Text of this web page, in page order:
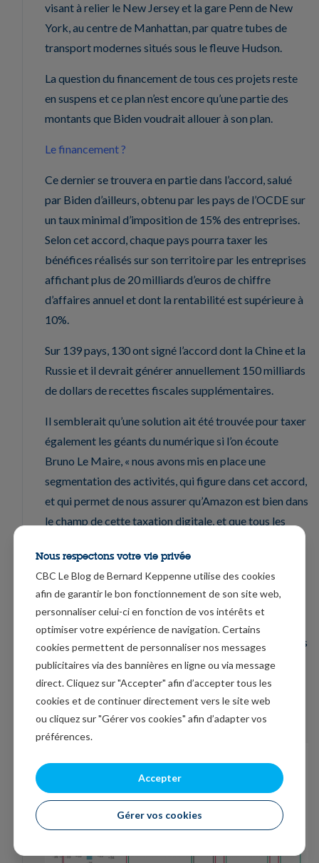
visant à relier le New Jersey et la gare Penn de New
York, au centre de Manhattan, par quatre tubes de
transport modernes situés sous le fleuve Hudson.
La question du financement de tous ces projets reste
en suspens et ce plan n’est encore qu’une partie des
montants que Biden voudrait allouer à son plan.
Le financement ?
Ce dernier se trouvera en partie dans l’accord, salué
par Biden d’ailleurs, obtenu par les pays de l’OCDE sur
un taux minimal d’imposition de 15% des entreprises.
Selon cet accord, chaque pays pourra taxer les
bénéfices réalisés sur son territoire par les entreprises
affichant plus de 20 milliards d’euros de chiffre
d’affaires annuel et dont la rentabilité est supérieure à
10%.
Sur 139 pays, 130 ont signé l’accord dont la Chine et la
Russie et il devrait générer annuellement 150 milliards
de dollars de recettes fiscales supplémentaires.
Il semblerait qu’une solution ait été trouvée pour taxer
également les géants du numérique si l’on écoute
Bruno Le Maire, « nous avons mis en place une
segmentation des activités, qui figure dans cet accord,
et qui permet de nous assurer qu’Amazon est bien dans
le champ de cette taxation digitale, et que tous les
concernés par cet accord ».
Dernière enquête de l’ERMG
situation économique se normalise et ne nécessite plus
un monitoring aussi affiné. Cette dernière enquête se
termine sur une note positive, comme le montre le
tableau, avec un redressement de l’activité en
particulier dans le secteur de l’horeca.
Nous respectons votre vie privée
CBC Le Blog de Bernard Keppenne utilise des cookies
afin de garantir le bon fonctionnement de son site web,
personnaliser celui-ci en fonction de vos intérêts et
optimiser votre expérience de navigation. Certains
cookies permettent de personnaliser nos messages
publicitaires via des bannières en ligne ou via message
direct. Cliquez sur "Accepter" afin d’accepter tous les
cookies et de continuer directement vers le site web
ou cliquez sur "Gérer vos cookies" afin d’adapter vos
préférences.
Accepter
Gérer vos cookies